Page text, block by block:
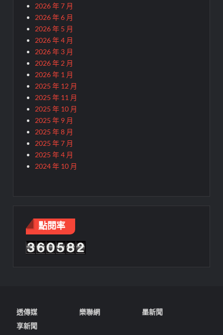
2026 年 7 月
2026 年 6 月
2026 年 5 月
2026 年 4 月
2026 年 3 月
2026 年 2 月
2026 年 1 月
2025 年 12 月
2025 年 11 月
2025 年 10 月
2025 年 9 月
2025 年 8 月
2025 年 7 月
2025 年 4 月
2024 年 10 月
點閱率
透傳媒 樂聯網
墨新聞
享新聞